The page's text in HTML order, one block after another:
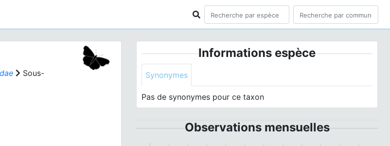
Sous-
Informations espèce
Synonymes
Pas de synonymes pour ce taxon
Observations mensuelles